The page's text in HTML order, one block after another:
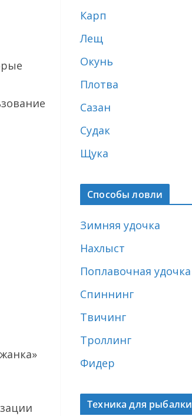
Карп
Лещ
Окунь
Плотва
Сазан
Судак
Щука
Способы ловли
Зимняя удочка
Нахлыст
Поплавочная удочка
Спиннинг
Твичинг
Троллинг
Фидер
Техника для рыбалки